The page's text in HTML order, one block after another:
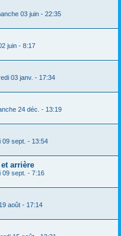
03 juin - 22:35
juin - 8:17
03 janv. - 17:34
24 déc. - 13:19
09 sept. - 13:54
arrière
09 sept. - 7:16
août - 17:14